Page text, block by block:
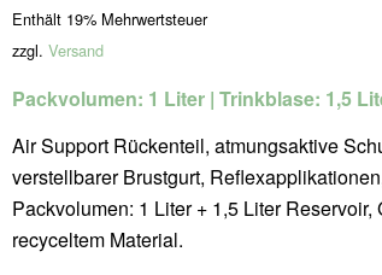
Preis
war:
Preis
Enthält 19% Mehrwertsteuer
zzgl.Versand
Packvolumen: 1 Liter | Trinkblase: 1,5
Air Support Rückenteil, atmungsaktive
verstellbarer Brustgurt,
Packvolumen: 1 Liter + 1,5 Liter
recyceltem Material.